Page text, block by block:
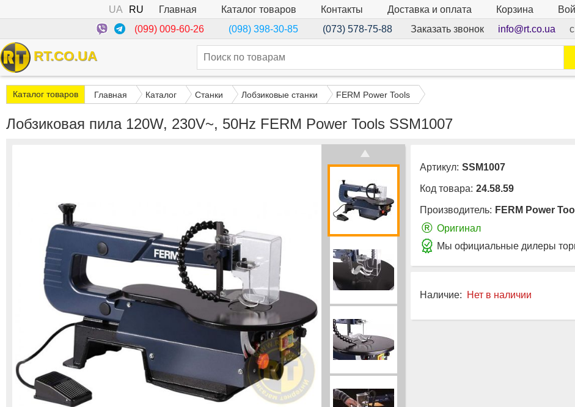
UA RU Главная Каталог товаров Контакты Доставка и оплата Корзина
(099) 009-60-26
(098) 398-30-85 (073) 578-75-88 Заказать звонок info@rt.co.ua
RT.CO.UA
Каталог товаров Главная Каталог Станки Лобзиковые станки FERM Power Tools
Лобзиковая пила 120W, 230V~, 50Hz FERM Power Tools SSM1007
Артикул: SSM1007
Код товара: 24.58.59
Производитель: FERM Power
® Оригинал
Мы официальные дилеры
Наличие: Нет в наличии